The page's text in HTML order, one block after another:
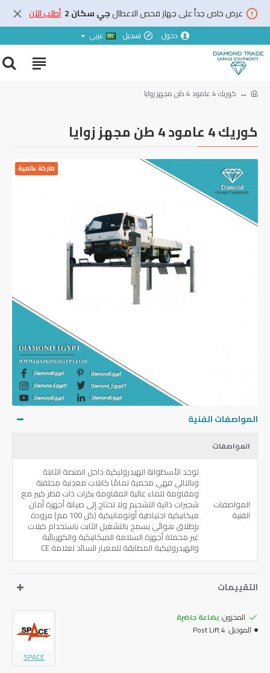
عرض خاص جداً على جهاز فحص الاعطالجي سكان 2 أطلب الآن
دخول تسجيل عربي
‏كوريك ‎4‏ عامود ‎4‏ طن مجهز زوايا
‏كوريك ‎4‏ عامود ‎4‏ طن مجهز زوايا
ماركة عالمية
المواصفات الفنية
المواصفات
المواصفات
الفنية
توجد الأسطوانة الهيدروليكية داخل المنصة الثابتة
وبالتالي فهي محمية تمامًا كابلات معدنية مجلفنة
ومقاومة للماء عالية المقاومة بكرات ذات قطر كبير مع
شجيرات ذاتية التشحيم ولا تحتاج إلى صيانة أجهزة أمان
ميكانيكية احتياطية أوتوماتيكية (كل 100 مم) مزودة
بإطلاق هوائي يسمح بالتشغيل الثابت باستخدام كبلات
غير محملة أجهزة السلامة الميكانيكية والكهربائية
والهيدروليكية المطابقة للمعيار السائد لعلامة CE
التقييمات
المخزون:بضاعة حاضرة
الموديل: 4 Post Lift
SPACE